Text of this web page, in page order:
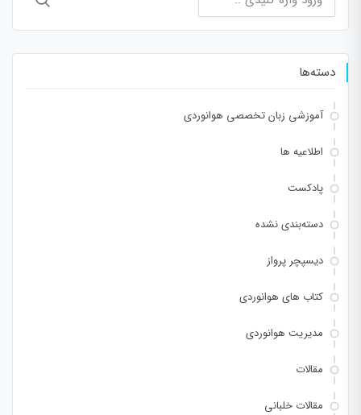
برای:
دسته‌ها
آموزشی زبان تخصصی هوانوردی
اطلاعیه ها
پادکست
دسته‌بندی نشده
دیسپچر پرواز
کتاب های هوانوردی
مدیریت هوانوردی
مقالات
مقالات خلبانی